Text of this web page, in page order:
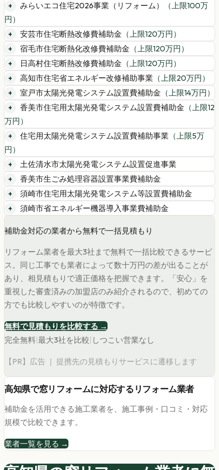
みらいエコ住宅2026事業（リフォーム）
（上限100万
円）
安芸市住宅断熱改修費補助金 （上限120万円）
宿毛市住宅断熱化改修費補助金 （上限120万円）
日高村住宅断熱改修費補助金 （上限120万円）
高知市住宅省エネルギー改修補助事業 （上限20万円）
室戸市太陽光発電システム設置費補助金 （上限14万円）
香美市住宅用太陽光発電システム設置費補助金 （上限12
万円）
住宅用太陽光発電システム設置費補助事業 （上限5万
円）
土佐清水市太陽光発電システム設置促進事業
香美市生ごみ処理容器設置事業費補助金
須崎市住宅用太陽光発電システム等設置費補助金
須崎市省エネルギー機器導入事業費補助金
補助金対応の業者から無料で一括見積もり
リフォーム業者を最大3社まで無料で一括比較できるサービ
ス。同じ工事でも業者によって数十万円の差が出ることが
あり、相見積もりで適正価格を把握できます。「安心」を
重視した審査済みの加盟店のみ紹介されるので、初めての
方でも比較しやすいのが特徴です。
無料で見積もりを比較する →
完全無料 最大3社を比較 しつこい営業なし
【PR】広告 ｜ 提携先の見積もりサービスに遷移します
高知県で窓リフォームに対応するリフォーム業者
補助金を活用できる施工業者を、施工事例・口コミ・対応
規模で比較できます。
業者一覧を見る →